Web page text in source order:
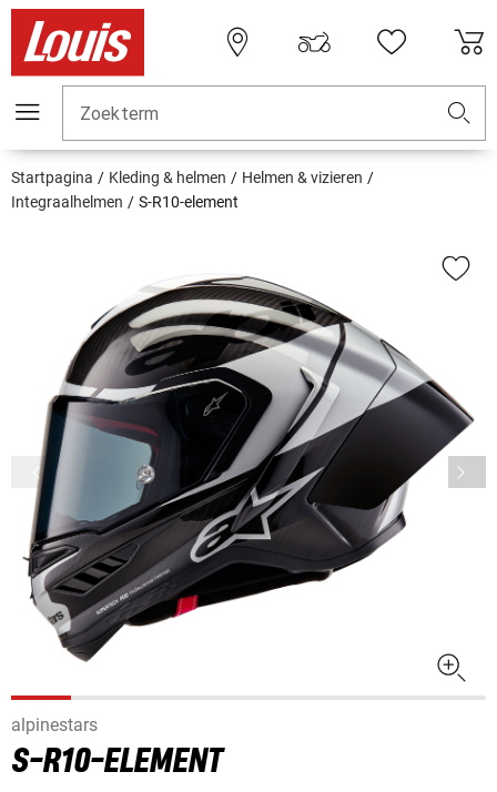
Zoekterm
Startpagina Kleding & helmen
Helmen & vizieren
Integraalhelmen
S-R10-element
alpinestars
S-R10-ELEMENT